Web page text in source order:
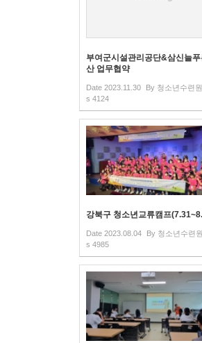
부여군시설관리공단&삼신늘
산 업무협약
Date 2023.11.30 By 청소년수련원
s 4124
강북구 청소년교류캠프
Date 2023.08.04 By 청소년수련원
s 4985